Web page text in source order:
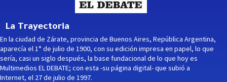
La Trayectoria
En la ciudad de Zárate, provincia de Buenos Aires, República Argentina,
aparecía el 1° de julio de 1900, con su edición impresa en papel, lo que
sería, casi un siglo después, la base fundacional de lo que hoy es
Multimedios EL DEBATE; con esta -su página digital- que subió a
Internet, el 27 de julio de 1997.